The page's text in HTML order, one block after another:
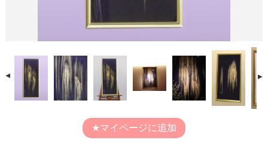
マイページに追加